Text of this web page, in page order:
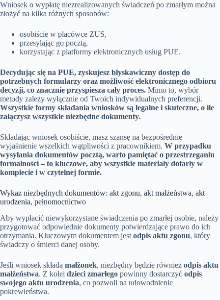
Wniosek o wypłatę niezrealizowanych świadczeń po zmarłym można
złożyć na kilka różnych sposobów:
osobiście w placówce ZUS,
przesyłając go pocztą,
korzystając z platformy elektronicznych usług PUE.
Decydując się na PUE, zyskujesz błyskawiczny dostęp do
potrzebnych formularzy oraz możliwość elektronicznego odbioru
decyzji, co znacznie przyspiesza cały proces. Mimo to, wybór
metody zależy wyłącznie od Twoich indywidualnych preferencji.
Wszystkie formy składania wniosków są legalne i skuteczne, o ile
załączysz wszystkie niezbędne dokumenty.
Składając wniosek osobiście, masz szansę na bezpośrednie
wyjaśnienie wszelkich wątpliwości z pracownikiem. W przypadku
wysyłania dokumentów pocztą, warto pamiętać o przestrzeganiu
formalności – to kluczowe, aby wszystkie materiały dotarły w
komplecie i w czytelnej formie.
Wykaz niezbędnych dokumentów: akt zgonu, akt małżeństwa, akt
urodzenia, pełnomocnictwo
Aby wypłacić niewykorzystane świadczenia po zmarłej osobie, należy
przygotować odpowiednie dokumenty potwierdzające prawo do ich
otrzymania. Kluczowym dokumentem jest odpis aktu zgonu, który
świadczy o śmierci danej osoby.
Jeśli wniosek składa małżonek, niezbędny będzie również odpis aktu
małżeństwa. Z kolei dzieci zmarłego powinny dostarczyć odpis
swojego aktu urodzenia, co pozwoli na udowodnienie
pokrewieństwa.